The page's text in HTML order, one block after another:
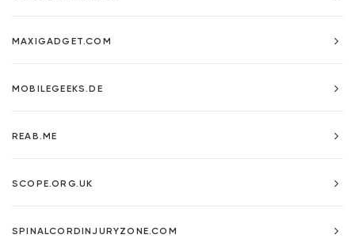
MAXIGADGET.COM
MOBILEGEEKS.DE
REAB.ME
SCOPE.ORG.UK
SPINALCORDINJURYZONE.COM